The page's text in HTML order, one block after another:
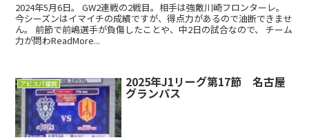
2024年5月6日。 GW2連戦の2戦目。相手は強敵川崎フロンターレ。
今シーズンはイマイチの成績ですが、得点力があるので油断できませ
ん。 前節で前嶋選手が負傷したことや、中2日の試合なので、 チーム
力が問わReadMore...
アビスパ福岡 2025年J1リーグ第17節 名古屋
グランパス